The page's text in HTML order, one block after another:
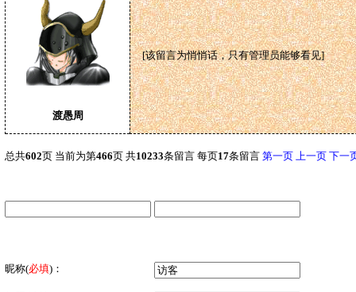
渡愚周
[该留言为悄悄话，只有管理员能够看见]
总共602页 当前为第466页 共10233条留言 每页17条留言 第一页 上一页 下一
昵称(必填)：